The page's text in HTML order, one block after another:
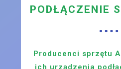
PODŁĄCZENIE
Producenci sprzętu
ich urządzenia